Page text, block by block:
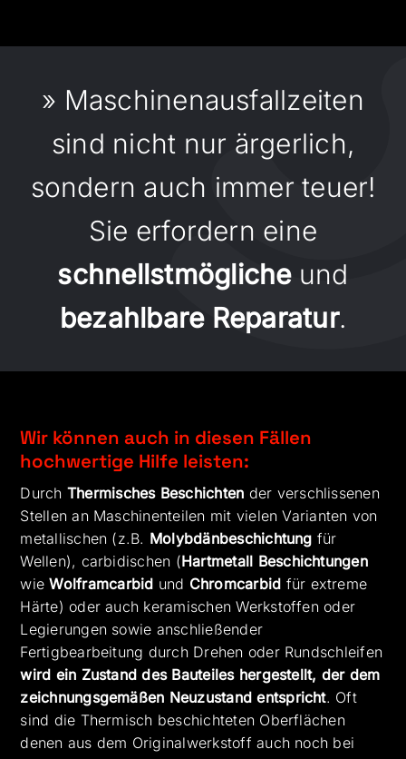
» Maschinenausfallzeiten
sind nicht nur ärgerlich,
sondern auch immer teuer!
Sie erfordern eine
schnellstmöglicheund
bezahlbare Reparatur.
Wir können auch in diesen Fällen
hochwertige Hilfe leisten:
Durch Thermisches Beschichten der verschlissenen
Stellen an Maschinenteilen mit vielen Varianten von
metallischen (z.B. Molybdänbeschichtung für
Wellen), carbidischen (Hartmetall Beschichtungen
wieWolframcarbid und Chromcarbid für extreme
Härte) oder auch keramischen Werkstoffen oder
Legierungen sowie anschließender
Fertigbearbeitung durch Drehen oder Rundschleifen
wird ein Zustand des Bauteiles hergestellt, der dem
zeichnungsgemäßen Neuzustand entspricht. Oft
sind die Thermisch beschichteten Oberflächen
denen aus dem Originalwerkstoff auch noch bei